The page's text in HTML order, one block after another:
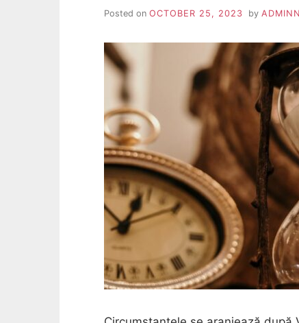
Posted on OCTOBER 25, 2023 by ADMINN